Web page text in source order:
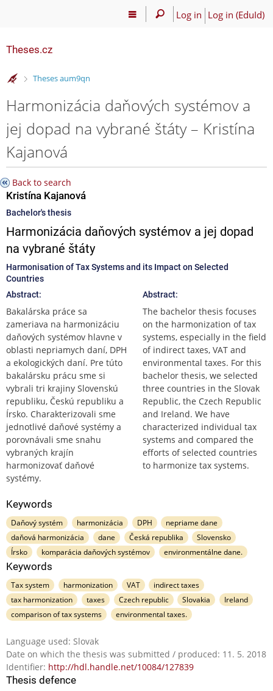
Log in Log in (EduId)
Theses.cz
>
Theses aum9qn
Harmonizácia daňových systémov a
jej dopad na vybrané štáty – Kristína
Kajanová
Back to search
Kristína Kajanová
Bachelor's thesis
Harmonizácia daňových systémov a jej dopad
na vybrané štáty
Harmonisation of Tax Systems and its Impact on Selected
Countries
Abstract:
Bakalárska práce sa
zameriava na harmonizáciu
daňových systémov hlavne v
oblasti nepriamych daní, DPH
a ekologických daní. Pre túto
bakalársku prácu sme si
vybrali tri krajiny Slovenskú
republiku, Českú republiku a
Írsko. Charakterizovali sme
jednotlivé daňové systémy a
porovnávali sme snahu
vybraných krajín
harmonizovať daňové
systémy.
Abstract:
The bachelor thesis focuses
on the harmonization of tax
systems, especially in the field
of indirect taxes, VAT and
environmental taxes. For this
bachelor thesis, we selected
three countries in the Slovak
Republic, the Czech Republic
and Ireland. We have
characterized individual tax
systems and compared the
efforts of selected countries
to harmonize tax systems.
Keywords
Daňový systém harmonizácia DPH
nepriame dane
daňová harmonizácia
dane Česká republika
Slovensko
Írsko
komparácia daňových systémov environmentálne dane.
Keywords
Tax system harmonization VAT
indirect taxes
tax harmonization
taxes Czech republic Slovakia
Ireland
comparison of tax systems
environmental taxes.
Language used: Slovak
Date on which the thesis was submitted / produced: 11. 5. 2018
Identifier: http://hdl.handle.net/10084/127839
Thesis defence